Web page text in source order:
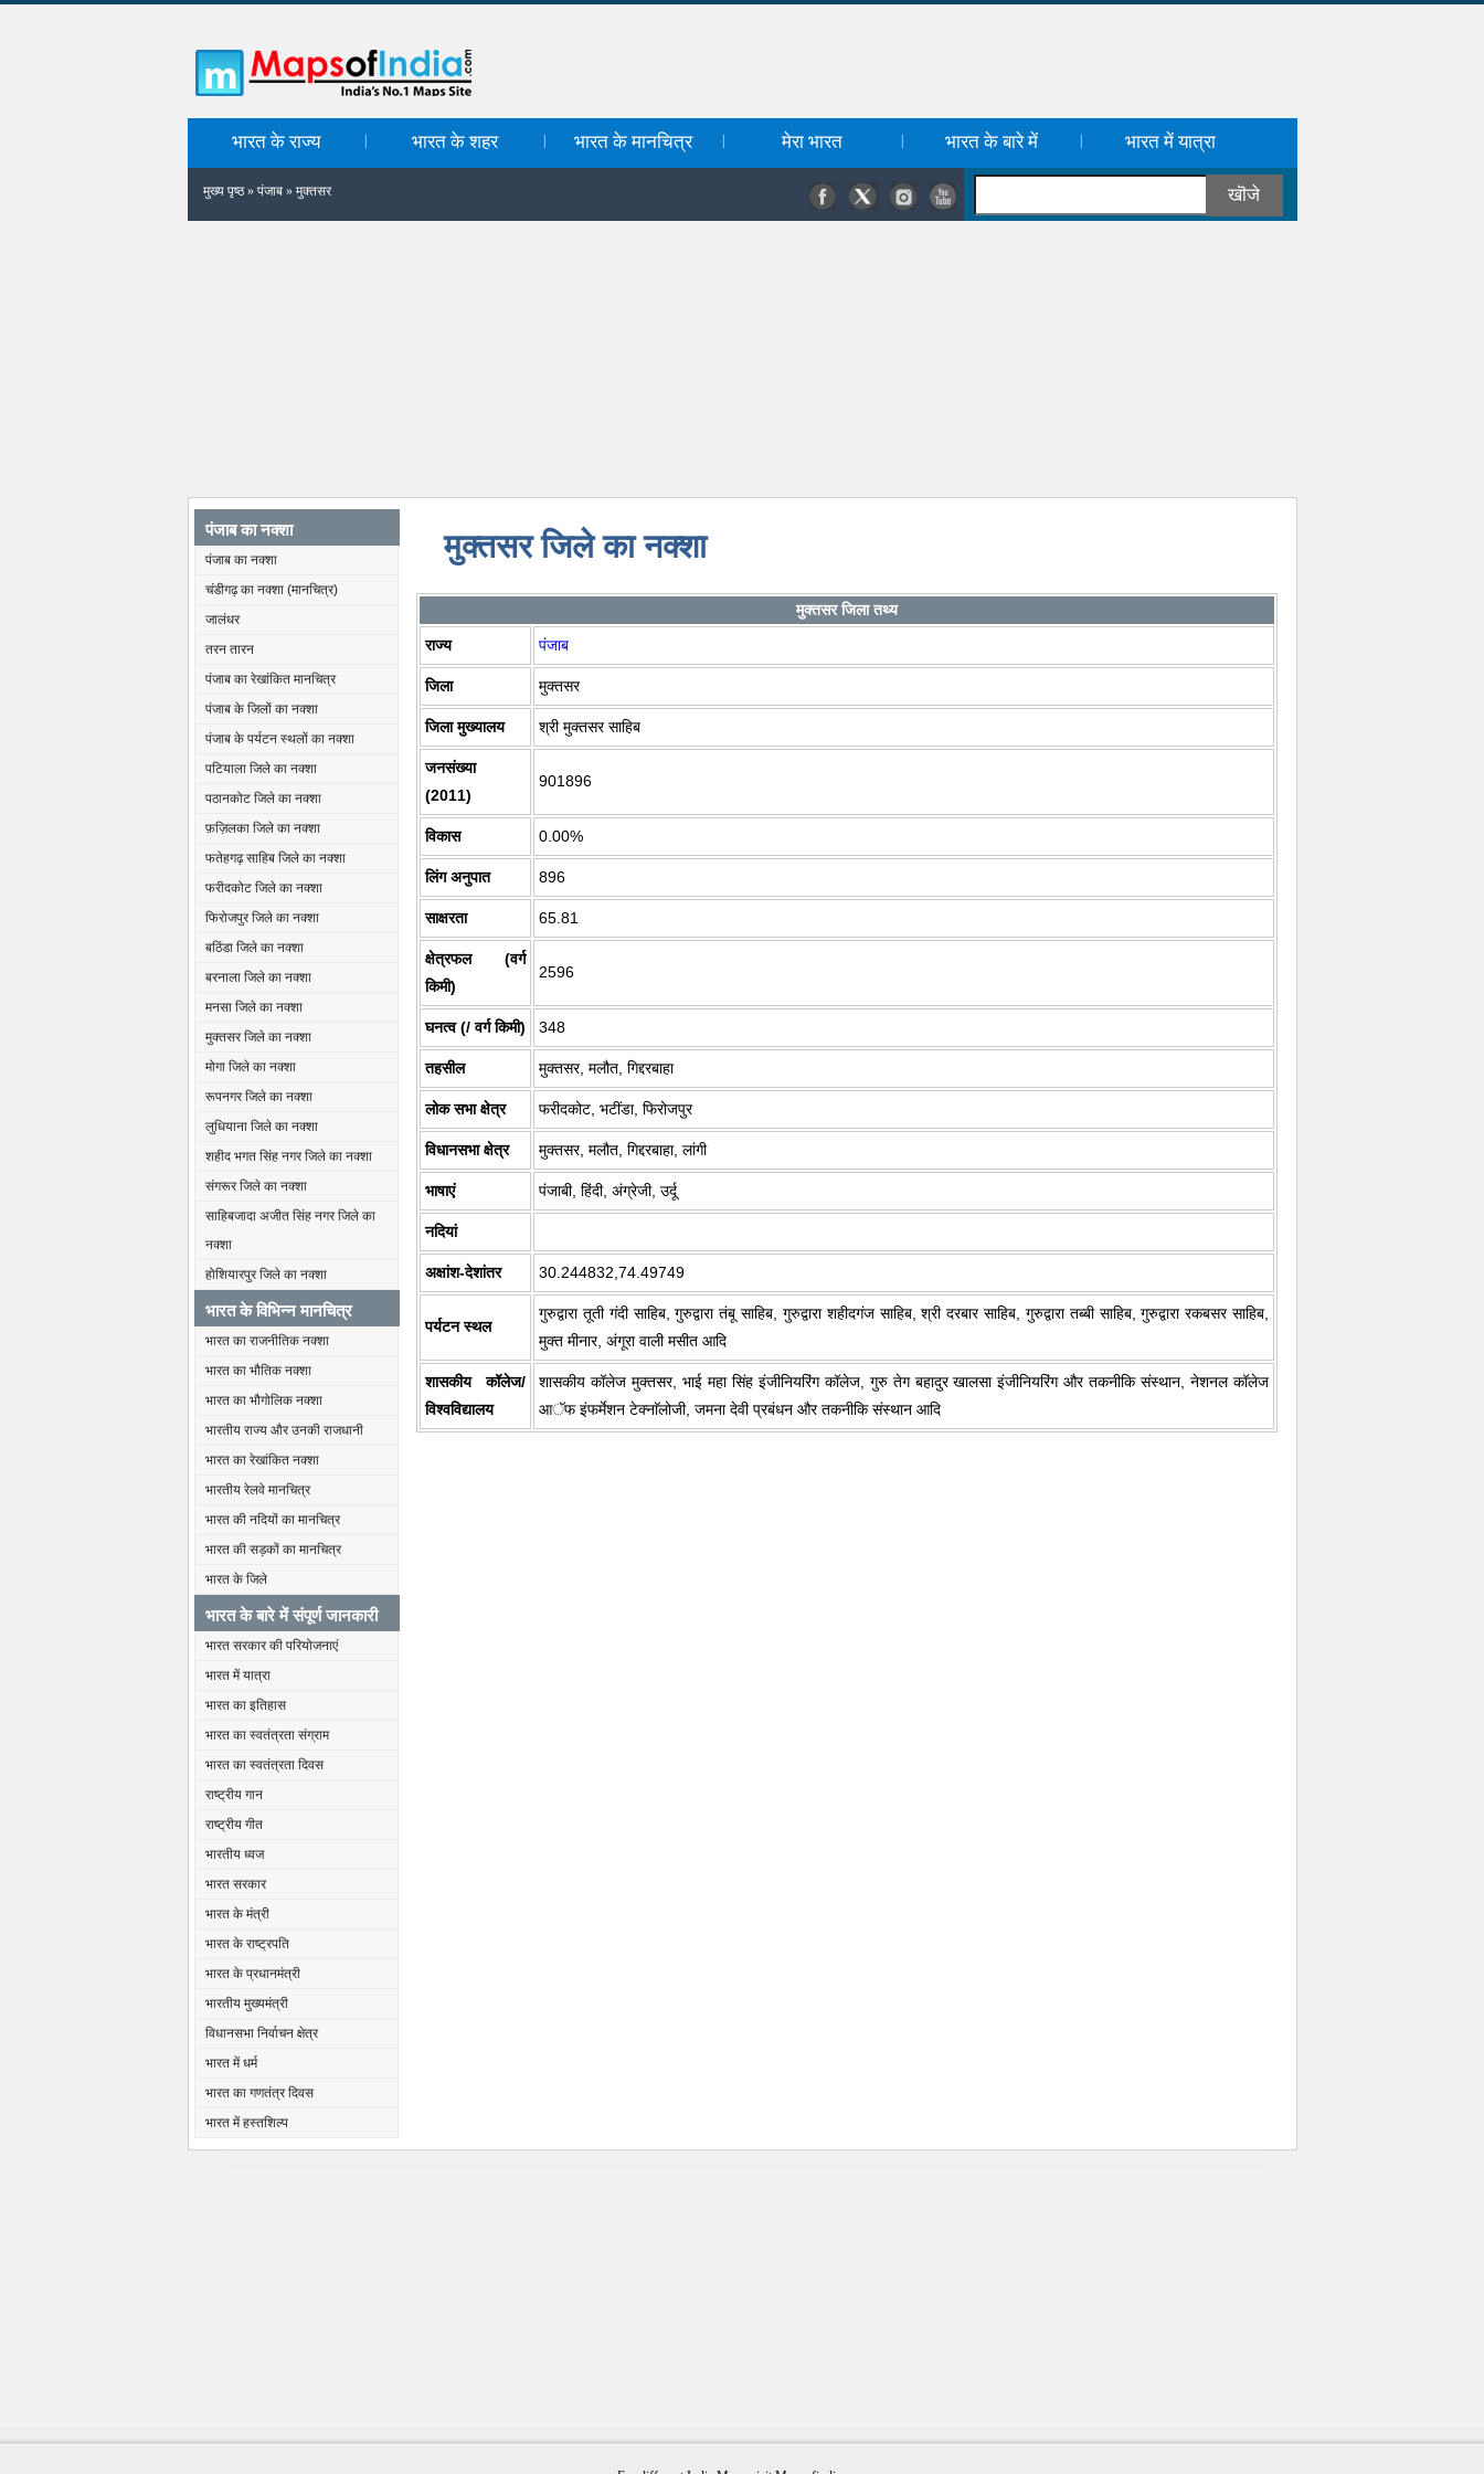
भारत के राज्य भारत के शहर भारत के मानचित्र मेरा भारत भारत के बारे में भारत में यात्रा
मुख्य पृष्ठ» पंजाब» मुक्तसर
पंजाब का नक्शा
पंजाब का नक्शा
चंडीगढ़ का नक्शा (मानचित्र)
जालंधर
तरन तारन
पंजाब का रेखांकित मानचित्र
पंजाब के जिलों का नक्शा
पंजाब के पर्यटन स्थलों का नक्शा
पटियाला जिले का नक्शा
पठानकोट जिले का नक्शा
फ़ज़िलका जिले का नक्शा
फतेहगढ़ साहिब जिले का नक्शा
फरीदकोट जिले का नक्शा
फिरोजपुर जिले का नक्शा
बठिंडा जिले का नक्शा
बरनाला जिले का नक्शा
मनसा जिले का नक्शा
मुक्तसर जिले का नक्शा
मोगा जिले का नक्शा
रूपनगर जिले का नक्शा
लुधियाना जिले का नक्शा
शहीद भगत सिंह नगर जिले का नक्शा
संगरूर जिले का नक्शा
साहिबजादा अजीत सिंह नगर जिले का
नक्शा
होशियारपुर जिले का नक्शा
भारत के विभिन्न मानचित्र
भारत का राजनीतिक नक्शा
भारत का भौतिक नक्शा
भारत का भौगोलिक नक्शा
भारतीय राज्य और उनकी राजधानी
भारत का रेखांकित नक्शा
भारतीय रेलवे मानचित्र
भारत की नदियों का मानचित्र
भारत की सड़कों का मानचित्र
भारत के जिले
भारत के बारे में संपूर्ण जानकारी
भारत सरकार की परियोजनाएं
भारत में यात्रा
भारत का इतिहास
भारत का स्वतंत्रता संग्राम
भारत का स्वतंत्रता दिवस
राष्ट्रीय गान
राष्ट्रीय गीत
भारतीय ध्वज
भारत सरकार
भारत के मंत्री
भारत के राष्ट्रपति
भारत के प्रधानमंत्री
भारतीय मुख्यमंत्री
विधानसभा निर्वाचन क्षेत्र
भारत में धर्म
भारत का गणतंत्र दिवस
भारत में हस्तशिल्प
मुक्तसर जिले का नक्शा
मुक्तसर जिला तथ्य
राज्य
पंजाब
जिला मुक्तसर
जिला मुख्यालय श्री मुक्तसर साहिब
जनसंख्या
(2011)
901896
विकास 0.00%
लिंग अनुपात 896
साक्षरता 65.81
क्षेत्रफल (वर्ग
किमी)
2596
घनत्व (/ वर्ग किमी) 348
तहसील मुक्तसर, मलौत, गिद्दरबाहा
लोक सभा क्षेत्र फरीदकोट, भटींडा, फिरोजपुर
विधानसभा क्षेत्र मुक्तसर, मलौत, गिद्दरबाहा, लांगी
भाषाएं पंजाबी, हिंदी, अंग्रेजी, उर्दू
नदियां
अक्षांश-देशांतर 30.244832,74.49749
पर्यटन स्थल
गुरुद्वारा तूती गंदी साहिब, गुरुद्वारा तंबू साहिब, गुरुद्वारा शहीदगंज साहिब, श्री दरबार साहिब, गुरुद्वारा तब्बी साहिब, गुरुद्वारा रकबसर साहिब,
मुक्त मीनार, अंगूरा वाली मसीत आदि
शासकीय कॉलेज/
विश्वविद्यालय
शासकीय कॉलेज मुक्तसर, भाई महा सिंह इंजीनियरिंग कॉलेज, गुरु तेग बहादुर खालसा इंजीनियरिंग और तकनीकि संस्थान, नेशनल कॉलेज
आॅफ इंफर्मेशन टेक्नाॅलोजी, जमना देवी प्रबंधन और तकनीकि संस्थान आदि